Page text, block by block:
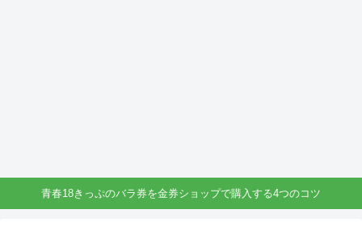
青春18きっぷのバラ券を金券ショップで購入する4つのコツ